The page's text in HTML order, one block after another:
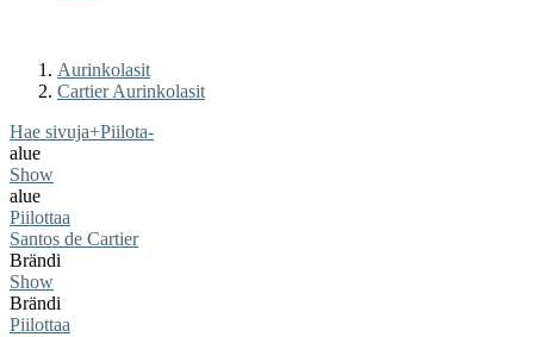
Aurinkolasit
Cartier Aurinkolasit
Hae sivuja+Piilota-
alue
Show
alue
Piilottaa
Santos de Cartier
Brändi
Show
Brändi
Piilottaa